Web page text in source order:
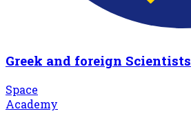
Greek and foreign Scientists
Space
Academy